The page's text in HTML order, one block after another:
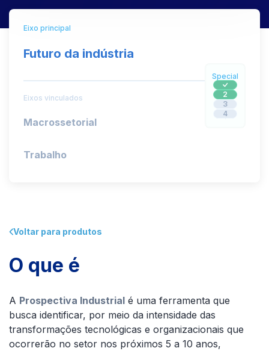
Eixo principal
Futuro da indústria
Eixos vinculados
Macrossetorial
Trabalho
Special
2
3
4
Voltar para produtos
O que é
A Prospectiva Industrial é uma ferramenta que
busca identificar, por meio da intensidade das
transformações tecnológicas e organizacionais que
ocorrerão no setor nos próximos 5 a 10 anos,